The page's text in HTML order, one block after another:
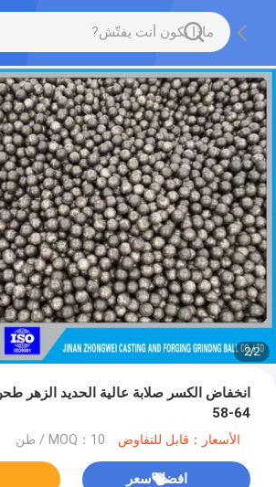
2
/
2
58-64
الأسعار：قابل للتفاوض MOQ：10 / طن
افضل سعر